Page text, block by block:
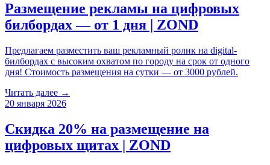
Размещение рекламы на цифровых
билбордах — от 1 дня | ZOND
Предлагаем разместить ваш рекламный ролик на digital-
билбордах с высоким охватом по городу на срок от одного
дня! Стоимость размещения на сутки — от 3000 рублей.
Читать далее →
20 января 2026
Скидка 20% на размещение на
цифровых щитах | ZOND